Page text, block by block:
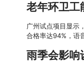
老年环卫工
广州试点项目显示
合格率达94%，语
雨季会影响